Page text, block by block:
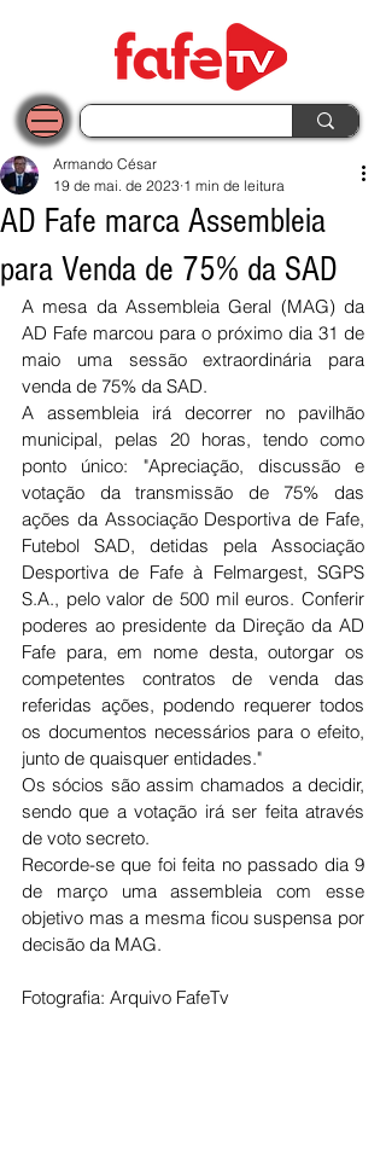
AD Fafe marca Assembleia
para Venda de 75% da SAD
Armando César
19 de mai. de 2023 1 min de leitura
A mesa da Assembleia Geral (MAG) da
AD Fafe marcou para o próximo dia 31 de
maio uma sessão extraordinária para
venda de 75% da SAD.
A assembleia irá decorrer no pavilhão
municipal, pelas 20 horas, tendo como
ponto único: "Apreciação, discussão e
votação da transmissão de 75% das
ações da Associação Desportiva de Fafe,
Futebol SAD, detidas pela Associação
Desportiva de Fafe à Felmargest, SGPS
S.A., pelo valor de 500 mil euros. Conferir
poderes ao presidente da Direção da AD
Fafe para, em nome desta, outorgar os
competentes contratos de venda das
referidas ações, podendo requerer todos
os documentos necessários para o efeito,
junto de quaisquer entidades."
Os sócios são assim chamados a decidir,
sendo que a votação irá ser feita através
de voto secreto.
Recorde-se que foi feita no passado dia 9
de março uma assembleia com esse
objetivo mas a mesma ficou suspensa por
decisão da MAG.
Fotografia: Arquivo FafeTv